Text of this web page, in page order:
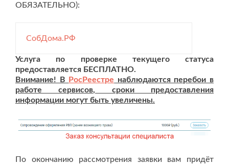
ОБЯЗАТЕЛЬНО):
СобДома.РФ
Услуга по проверке текущего статуса
предоставляется БЕСПЛАТНО.
Внимание! В
РосРеестре наблюдаются перебои в
работе сервисов, сроки предоставления
информации могут быть увеличены.
По окончанию рассмотрения заявки вам придёт